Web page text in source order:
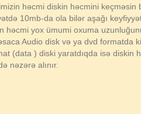
həcmi diskin həcmini keçməsin
10mb-da ola bilər aşağı
həcmi yox ümumi oxuma
Audio disk və ya dvd formatda
(data ) diski yaratdıqda isə diskin
nəzərə alınır.